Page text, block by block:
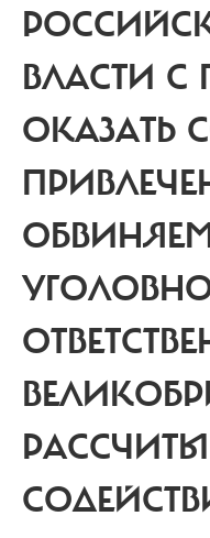
ВЛАСТИ С
ОКАЗАТЬ